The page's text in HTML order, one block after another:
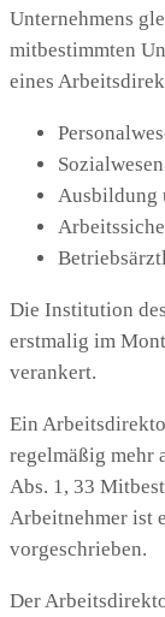
Unternehmens
mitbestimmten
eines
Sozialwesen
Ausbildung
Die Institution
erstmalig im
verankert.
Ein
regelmäßig mehr
Abs. 1, 33
Arbeitnehmer ist
vorgeschrieben.
Der